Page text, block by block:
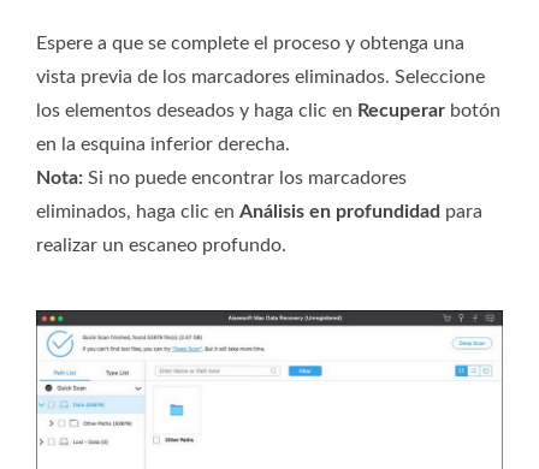
Espere a que se complete el proceso y obtenga una
vista previa de los marcadores eliminados. Seleccione
los elementos deseados y haga clic en Recuperar botón
en la esquina inferior derecha.
Nota: Si no puede encontrar los marcadores
eliminados, haga clic en Análisis en profundidad para
realizar un escaneo profundo.